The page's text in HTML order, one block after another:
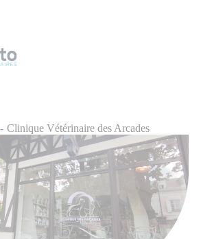
Clinique Vétérinaire des Arcades